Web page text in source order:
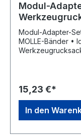
Modul-
Modul-Adapter-Set Nr.
MOLLE-Bänder •
15,23 €*
In den